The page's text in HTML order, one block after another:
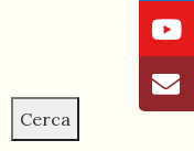
Cerca